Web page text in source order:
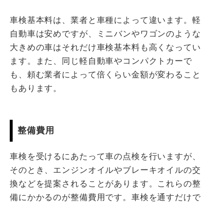
車検基本料は、業者と車種によって違います。軽
自動車は安めですが、ミニバンやワゴンのような
大きめの車はそれだけ車検基本料も高くなってい
ます。また、同じ軽自動車やコンパクトカーで
も、頼む業者によって倍くらい金額が変わること
もあります。
整備費用
車検を受けるにあたって車の点検を行いますが、
そのとき、エンジンオイルやブレーキオイルの交
換などを提案されることがあります。これらの整
備にかかるのが整備費用です。車検を通すだけで